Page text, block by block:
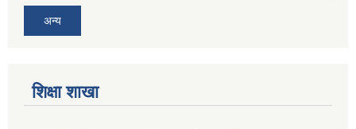
अन्य
शिक्षा शाखा